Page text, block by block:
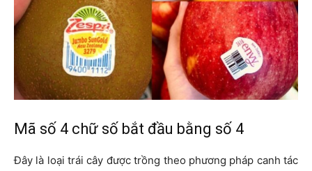
Mã số 4 chữ số bắt đầu bằng số 4
Đây là loại trái cây được trồng theo phương pháp canh tác